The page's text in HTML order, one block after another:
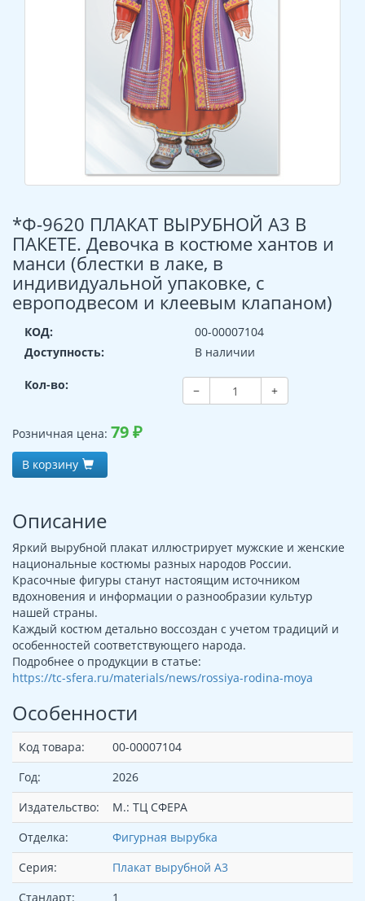
*Ф-9620 ПЛАКАТ ВЫРУБНОЙ А3 В
ПАКЕТЕ. Девочка в костюме хантов и
манси (блестки в лаке, в
индивидуальной упаковке, с
европодвесом и клеевым клапаном)
КОД:
00-00007104
Доступность:
В наличии
Кол-во: − +
Розничная цена: 79₽
В корзину
Описание
Яркий вырубной плакат иллюстрирует мужские и женские
национальные костюмы разных народов России.
Красочные фигуры станут настоящим источником
вдохновения и информации о разнообразии культур
нашей страны.
Каждый костюм детально воссоздан с учетом традиций и
особенностей соответствующего народа.
Подробнее о продукции в статье:
https://tc-sfera.ru/materials/news/rossiya-rodina-moya
Особенности
Код товара:
00-00007104
Год:
2026
Издательство:
М.: ТЦ СФЕРА
Отделка:
Фигурная вырубка
Серия:
Плакат вырубной А3
Стандарт:
1